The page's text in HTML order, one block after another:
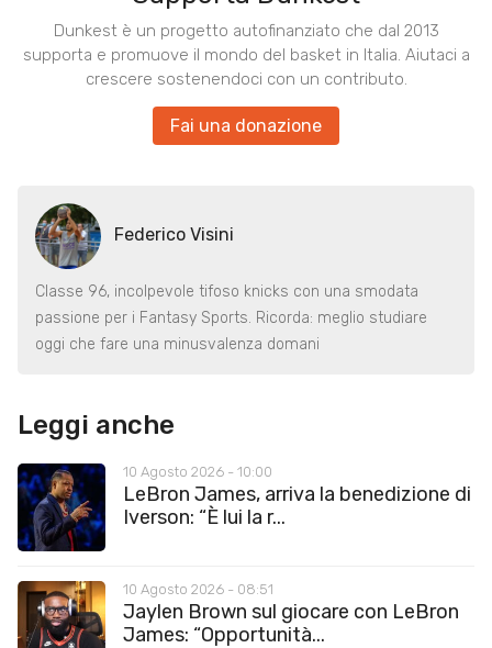
Dunkest è un progetto autofinanziato che dal 2013
supporta e promuove il mondo del basket in Italia. Aiutaci a
crescere sostenendoci con un contributo.
Fai una donazione
Federico Visini
Classe 96, incolpevole tifoso knicks con una smodata
passione per i Fantasy Sports. Ricorda: meglio studiare
oggi che fare una minusvalenza domani
Leggi anche
10 Agosto 2026 - 10:00
LeBron James, arriva la benedizione di
Iverson: “È lui la r...
10 Agosto 2026 - 08:51
Jaylen Brown sul giocare con LeBron
James: “Opportunità...